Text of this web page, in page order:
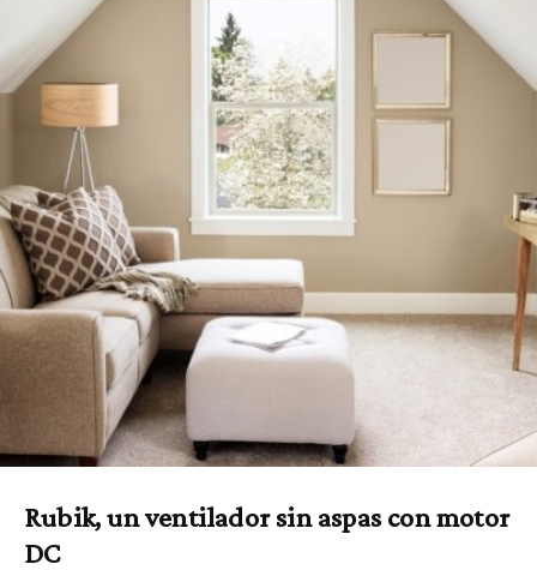
Rubik, un ventilador sin aspas con motor
DC